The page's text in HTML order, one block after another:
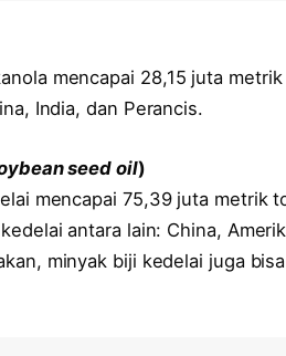
mencapai 28,15 juta
India, dan Perancis.
seed oil)
mencapai 75,39 juta metrik
antara lain: China,
minyak biji kedelai juga